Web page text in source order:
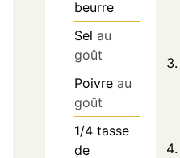
beurre
Sel au
goût
Poivre au
goût
1/4 tasse
de